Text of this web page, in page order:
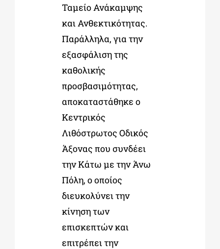
Ταμείο Ανάκαμψης
και Ανθεκτικότητας.
Παράλληλα, για την
εξασφάλιση της
καθολικής
προσβασιμότητας,
αποκαταστάθηκε ο
Κεντρικός
Λιθόστρωτος Οδικός
Άξονας που συνδέει
την Κάτω με την Άνω
Πόλη, ο οποίος
διευκολύνει την
κίνηση των
επισκεπτών και
επιτρέπει την